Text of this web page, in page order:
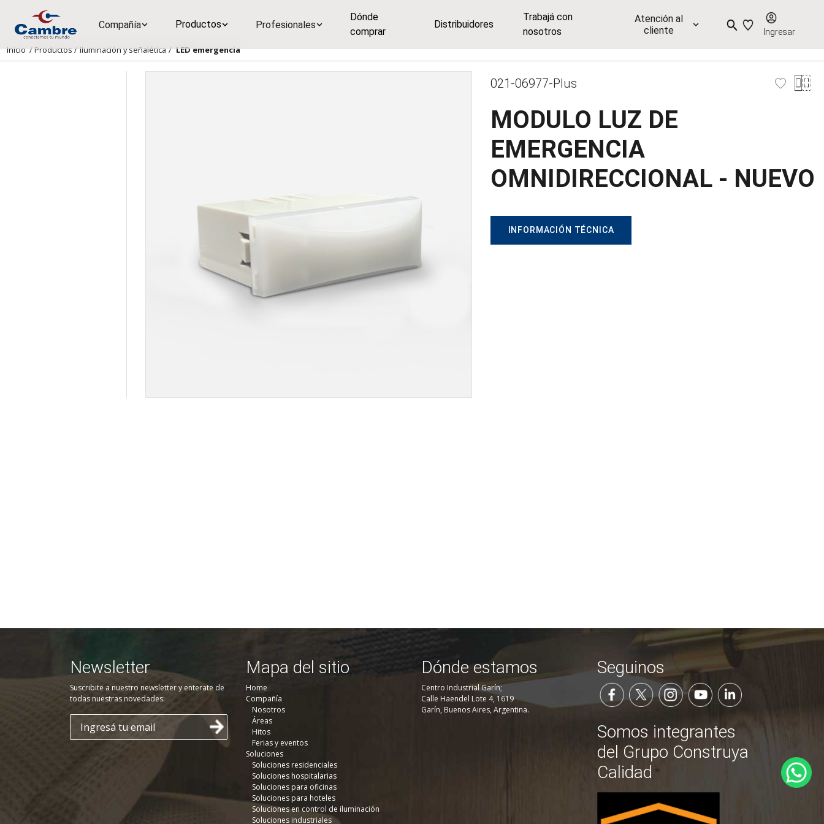
Compañía Productos Profesionales
Dónde
comprar
Distribuidores
Trabajá con
nosotros
Atención al
cliente
Ingresar
Inicio/Productos/ Iluminación y señalética / LED emergencia
021-06977-Plus
MODULO LUZ DE
EMERGENCIA
OMNIDIRECCIONAL - NUEVO
INFORMACIÓN TÉCNICA
Newsletter
Suscribite a nuestro newsletter y enterate de
todas nuestras novedades:
Mapa del sitio
Home
Compañía
Nosotros
Áreas
Hitos
Ferias y eventos
Soluciones
Soluciones residenciales
Soluciones hospitalarias
Soluciones para oficinas
Soluciones para hoteles
Soluciones en control de iluminación
Soluciones industriales
Dónde estamos
Centro Industrial Garín;
Calle Haendel Lote 4, 1619
Garín, Buenos Aires, Argentina.
Seguinos
Somos integrantes
del Grupo Construya
Calidad